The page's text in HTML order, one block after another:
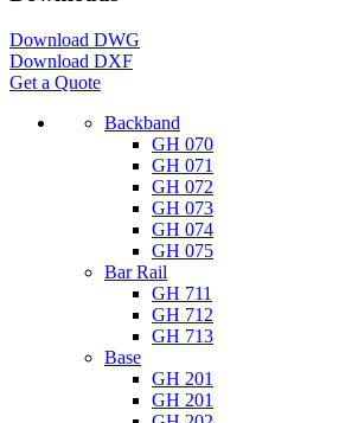
Download DWG
Download DXF
Get a Quote
Backband
GH 070
GH 071
GH 072
GH 073
GH 074
GH 075
Bar Rail
GH 711
GH 712
GH 713
Base
GH 201
GH 201